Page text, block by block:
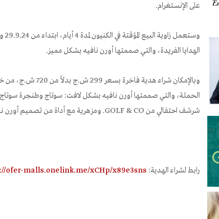
على الإنستغرام.
الهدايا الفريدة، والتي صممتها أورن نافيه بشكل مميز.
وبالإمكان شراء هدية فاخرة بسعر 299 ش.ج بدلاً من 720 ش.ج، من خلال تطبيق
شرشف احتفالي من GOLF & CO. ومزهرية مع أداة من تصميم أورن نافيه ومنتجات قيّمة أخرى.
رابط لشراء الهدية: ofer-malls.onelink.me/xCHp/x89e3sns